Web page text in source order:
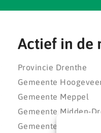
Actief in de
Provincie Drenthe
Gemeente
Gemeente Meppel
Gemeente Midden-
Gemeente